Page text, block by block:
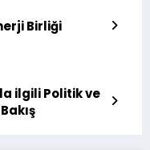
Birliği
ilgili Politik ve